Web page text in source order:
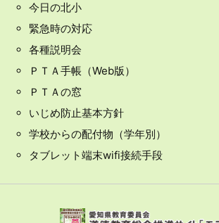
今日の北小
緊急時の対応
各種説明会
ＰＴＡ手帳（Web版）
ＰＴＡの窓
いじめ防止基本方針
学校からの配付物（学年別）
タブレット端末wifi接続手段